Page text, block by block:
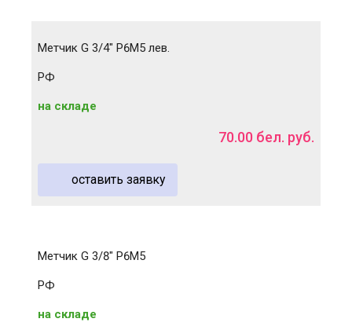
Метчик G 3/4" Р6М5 лев.
РФ
на складе
70.00 бел. руб.
оставить заявку
Метчик G 3/8" Р6М5
РФ
на складе